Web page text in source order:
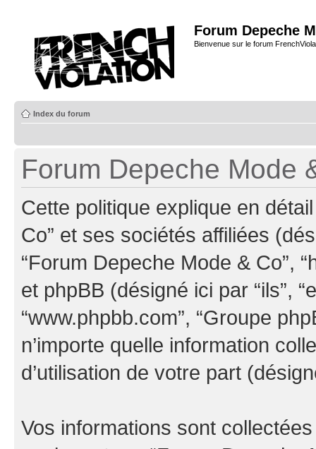
Forum Depeche
Bienvenue sur le forum
Index du forum
Forum Depeche Mode
Cette politique explique en
Co” et ses sociétés affiliées
“Forum Depeche Mode & Co”,
et phpBB (désigné ici par “ils”,
“www.phpbb.com”, “Groupe
n’importe quelle information
d’utilisation de votre part
Vos informations sont